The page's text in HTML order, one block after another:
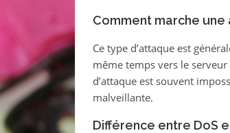
Comment marche une
Ce type d’attaque est
même temps vers le
d’attaque est souvent
malveillante.
Différence entre DoS